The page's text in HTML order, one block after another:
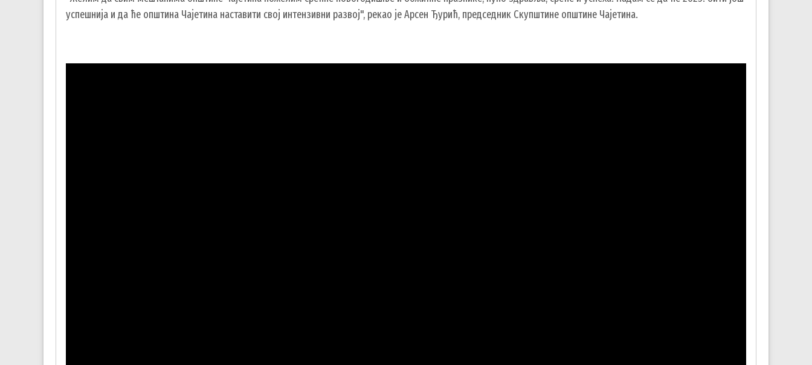
успешнија и да ће општина Чајетина наставити свој интензивни развој", рекао је Арсен Ђурић, председник Скупштине општине Чајетина.